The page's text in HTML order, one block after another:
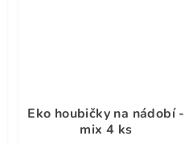
Eko houbičky na nádobí -
mix 4 ks